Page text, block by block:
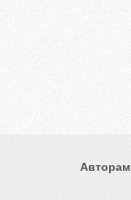
Авторам